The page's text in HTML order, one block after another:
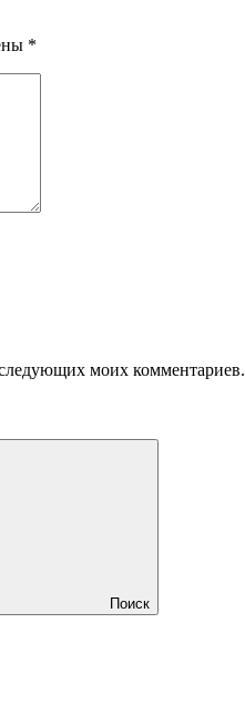
*
моих комментариев.
Поиск